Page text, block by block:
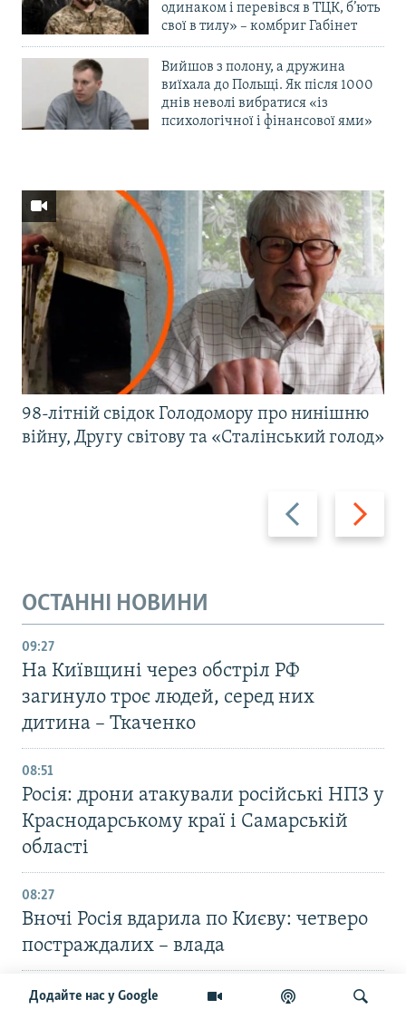
Додайте нас у Google
одинаком і перевівся в ТЦК, б’ють
свої в тилу» – комбриг Габінет
Вийшов з полону, а дружина
виїхала до Польщі. Як після 1000
днів неволі вибратися «із
психологічної і фінансової ями»
Назад Вперед
98-літній свідок Голодомору про нинішню
війну, Другу світову та «Сталінський голод»
ОСТАННІ НОВИНИ
09:27
На Київщині через обстріл РФ
загинуло троє людей, серед них
дитина – Ткаченко
08:51
Росія: дрони атакували російські НПЗ у
Краснодарському краї і Самарській
області
08:27
Вночі Росія вдарила по Києву: четверо
постраждалих – влада
22:49